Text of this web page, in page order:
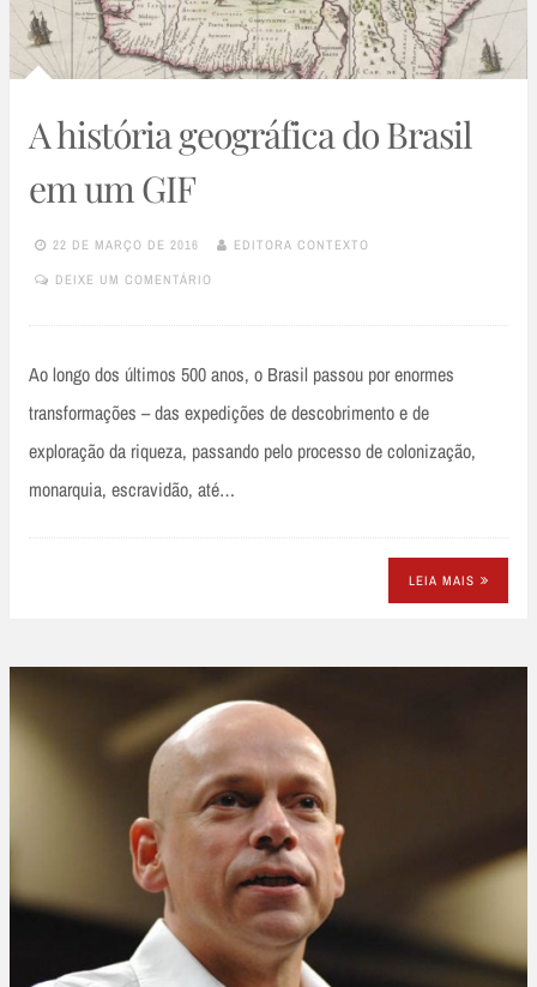
A história geográfica do Brasil
em um GIF
22 DE MARÇO DE 2016 EDITORA CONTEXTO
DEIXE UM COMENTÁRIO
Ao longo dos últimos 500 anos, o Brasil passou por enormes
transformações – das expedições de descobrimento e de
exploração da riqueza, passando pelo processo de colonização,
monarquia, escravidão, até…
LEIA MAIS